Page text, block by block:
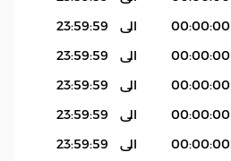
00:00:00 الى
23:59:59
00:00:00 الى
23:59:59
00:00:00 الى
23:59:59
00:00:00 الى
23:59:59
00:00:00 الى 23:59:59